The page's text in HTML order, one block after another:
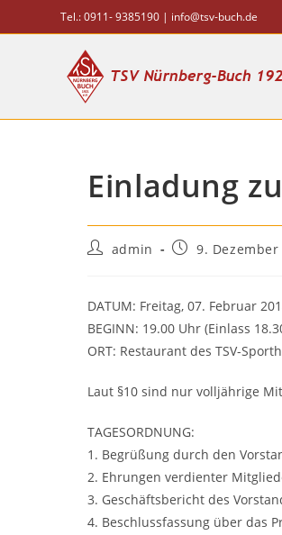
Inhalt
Tel.: 0911- 9385190 | info@tsv-buch.de
Einladung
Beitrags-
admin
Beitrag9. Dezember
DATUM: Freitag, 07. Februar
BEGINN: 19.00 Uhr (Einlass
ORT: Restaurant des TSV-
Laut §10 sind nur volljährige
TAGESORDNUNG:
1. Begrüßung durch den
2. Ehrungen verdienter
3. Geschäftsbericht des
4. Beschlussfassung über das